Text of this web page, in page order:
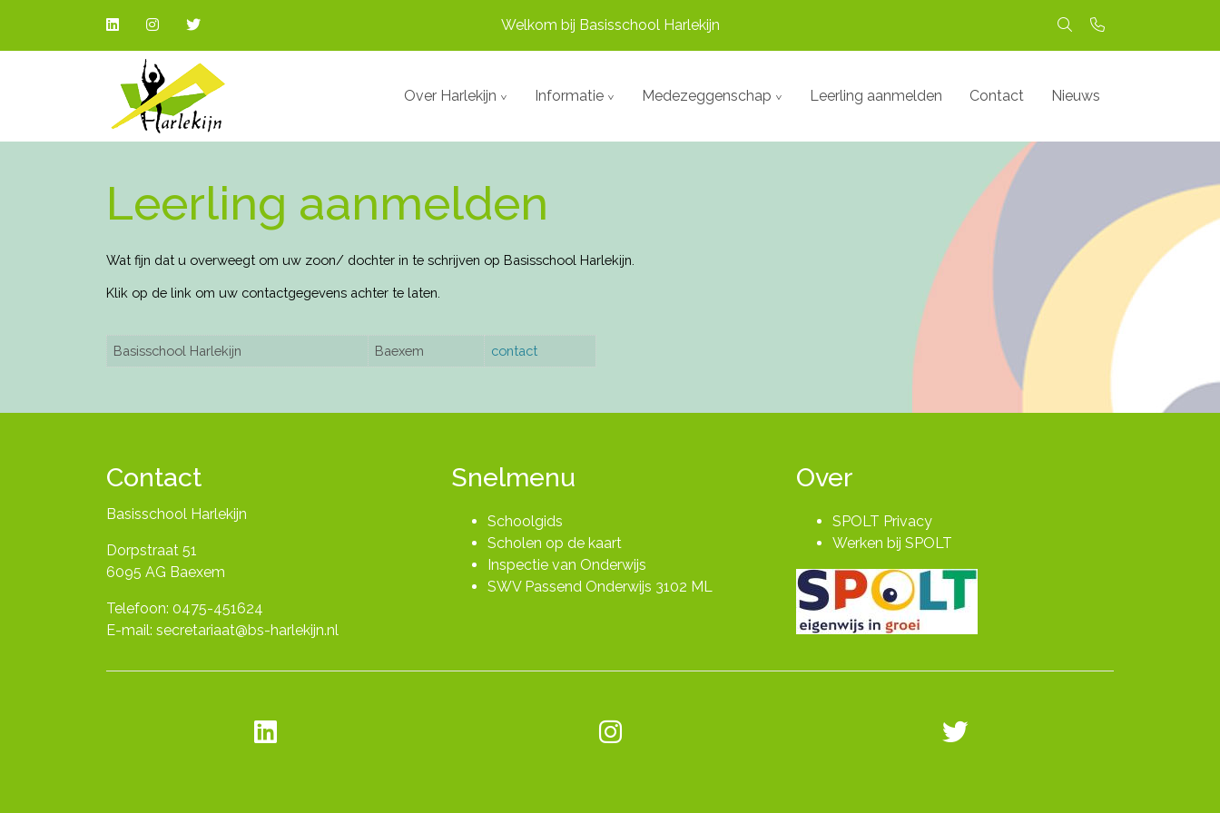
Welkom bij Basisschool Harlekijn
Over Harlekijn Informatie Medezeggenschap Leerling aanmelden Contact Nieuws
Leerling aanmelden
Wat fijn dat u overweegt om uw zoon/ dochter in te schrijven op Basisschool Harlekijn.
Klik op de link om uw contactgegevens achter te laten.
Basisschool Harlekijn Baexem contact
Contact
Basisschool Harlekijn
Dorpstraat 51
6095 AG Baexem
Telefoon: 0475-451624
E-mail: secretariaat@bs-harlekijn.nl
Snelmenu
Schoolgids
Scholen op de kaart
Inspectie van Onderwijs
SWV Passend Onderwijs 3102 ML
Over
SPOLT Privacy
Werken bij SPOLT